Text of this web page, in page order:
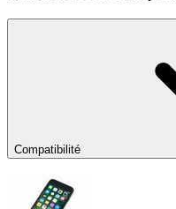
Compatibilité